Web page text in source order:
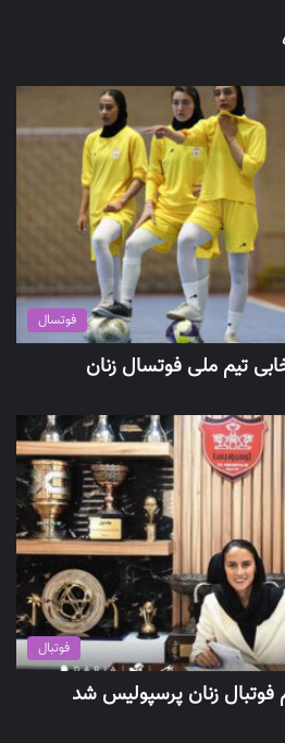
فوتسال
تیم ملی فوتسال زنان
فوتبال
فوتبال زنان پرسپولیس شد